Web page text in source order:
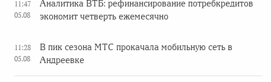
11:47
05.08
Аналитика ВТБ: рефинансирование потребкредитов
экономит четверть ежемесячно
11:28
05.08
В пик сезона МТС прокачала мобильную сеть в
Андреевке